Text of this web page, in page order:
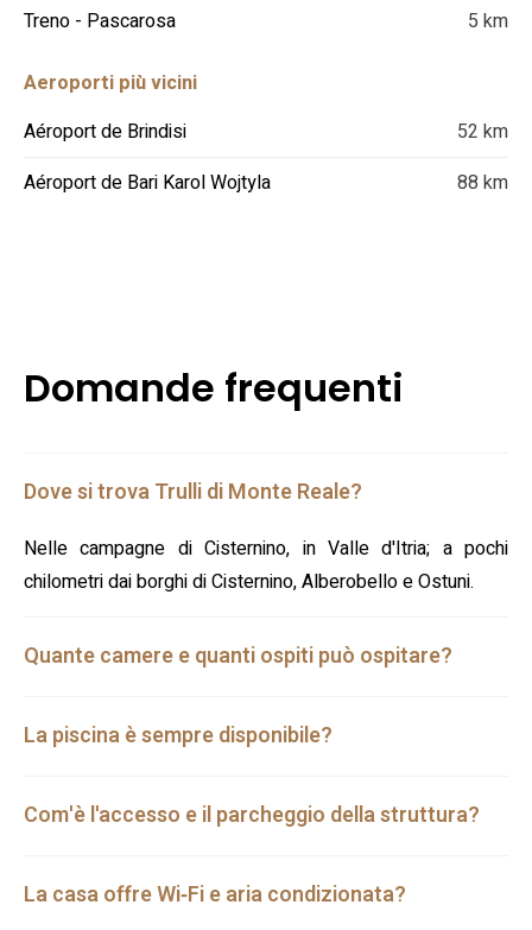
Treno - Pascarosa
5 km
Aeroporti più vicini
Aéroport de Brindisi
52 km
Aéroport de Bari Karol Wojtyla
88 km
Domande frequenti
Dove si trova Trulli di Monte Reale?
Nelle campagne di Cisternino, in Valle d'Itria; a pochi
chilometri dai borghi di Cisternino, Alberobello e Ostuni.
Quante camere e quanti ospiti può ospitare?
La piscina è sempre disponibile?
Com'è l'accesso e il parcheggio della struttura?
La casa offre Wi‑Fi e aria condizionata?